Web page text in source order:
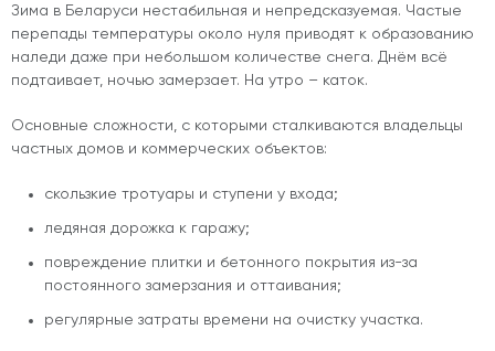
Зима в Беларуси нестабильная и непредсказуемая. Частые
перепады температуры около нуля приводят к образованию
наледи даже при небольшом количестве снега. Днём всё
подтаивает, ночью замерзает. На утро – каток.
Основные сложности, с которыми сталкиваются владельцы
частных домов и коммерческих объектов:
скользкие тротуары и ступени у входа;
ледяная дорожка к гаражу;
повреждение плитки и бетонного покрытия из-за
постоянного замерзания и оттаивания;
регулярные затраты времени на очистку участка.